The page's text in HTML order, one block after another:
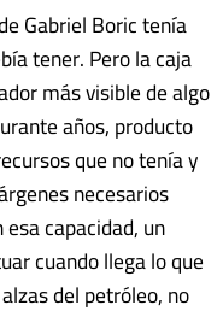
Gabriel Boric tenía
tener. Pero la caja
más visible de algo
años, producto
que no tenía y
necesarios
capacidad, un
cuando llega lo que
del petróleo, no